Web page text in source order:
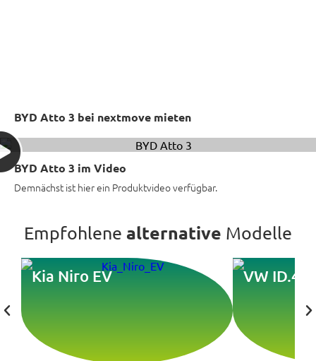
BYD Atto 3 bei nextmove mieten
BYD Atto 3 im Video
Demnächst ist hier ein Produktvideo verfügbar.
Empfohlene alternative Modelle
Kia Niro EV VW ID.4